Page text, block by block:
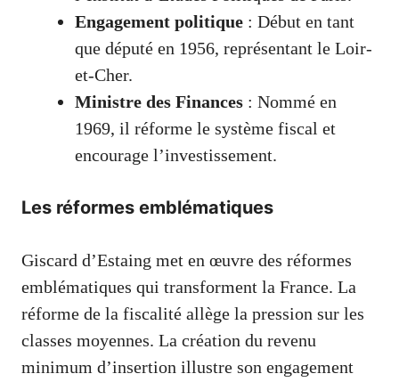
Engagement politique : Début en tant
que député en 1956, représentant le Loir-
et-Cher.
Ministre des Finances : Nommé en
1969, il réforme le système fiscal et
encourage l’investissement.
Les réformes emblématiques
Giscard d’Estaing met en œuvre des réformes
emblématiques qui transforment la France. La
réforme de la fiscalité allège la pression sur les
classes moyennes. La création du revenu
minimum d’insertion illustre son engagement